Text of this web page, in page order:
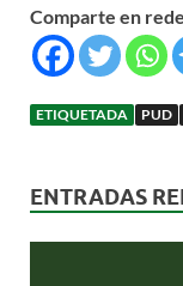
Comparte en
ETIQUETADA PUD
ENTRADAS